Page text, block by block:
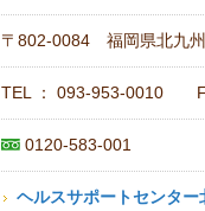
〒802-0084 福岡県北九
TEL ： 093-953-0010
0120-583-001
ヘルスサポートセンター